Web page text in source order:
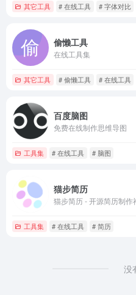
其它工具 # 在线工具 # 字体对比
偷懒工具
在线工具集
其它工具 # 偷懒工具 # 在线工具
百度脑图
免费在线制作思维导图
工具集 # 在线工具 # 脑图
猫步简历
工具集 # 在线工具 # 简历
没